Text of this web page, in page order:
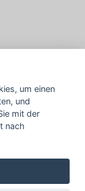
um einen
und
mit der
nach